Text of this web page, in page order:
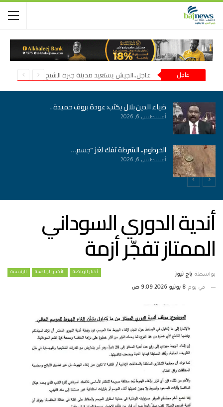
عاجل عاجل..الجيش يستعيد مدينة جبرة الشيخ في شمال كردفان
ضياء الدين بلال يكتب: عودة بروف حميدة .
أغسطس 6, 2026
الخرطوم.. الشرطة تفك لغز “جسم…
أغسطس 6, 2026
أندية الدوري السوداني
الممتاز تفجّر أزمة
أخبار الرياضة الأخبار الرياضية الرئيسية بواسطة باج نيوز
في يوم 8 يونيو 2026 9:09 ص